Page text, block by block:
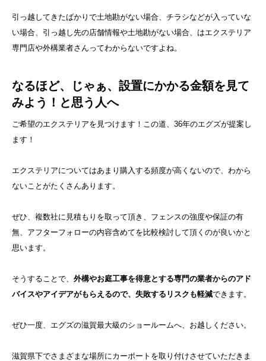
引っ越してきたばかりで土地勘がない場合、チラシなどが入っていな
い場合、引っ越し先の店舗情報や土地勘がない場合、はエクステリア
専門店や外構業者さんってわからないですよね。
なるほど、じゃぁ、設置にかかる金額を見て
みよう！と思う人へ
ご希望のエクステリアを見つけます！この道、36年のエグズが提案し
ます！
エクステリアについてはあまり購入する頻度が高くないので、わから
ないことがたくさんあります。
ぜひ、複数社に見積もりを取って頂き、フェンスの強度や保証の有
無、アフターフォローの内容含めてを比較検討して頂くのが良いかと
思います。
そうすることで、 外構やお庭工事を得意とする専門の業者からのアド
バイスやアイデアがもらえるので、失敗するリスクも軽減できます。
ぜひ一度、エグズの滋賀最大級のショールームへ、お越しください。
滋賀県下でさまざまな場所にカーポートを取り付けさせていただきま